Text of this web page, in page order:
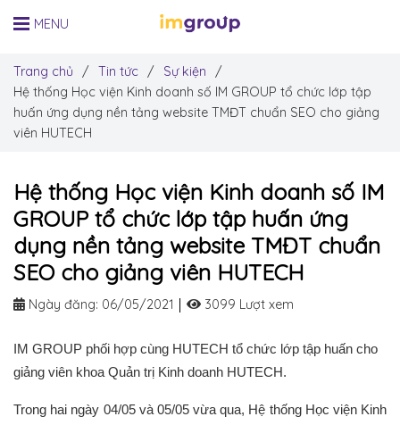
Hệ thống Học viện Kinh doanh số IM
GROUP tổ chức lớp tập huấn ứng
dụng nền tảng website TMĐT chuẩn
SEO cho giảng viên HUTECH
Ngày đăng: 06/05/2021 3099 Lượt xem
IM GROUP phối hợp cùng HUTECH tổ chức lớp tập huấn cho
giảng viên khoa Quản trị Kinh doanh HUTECH.
Trong hai ngày 04/05 và 05/05 vừa qua, Hệ thống Học viện Kinh
Trang chủ / Tin tức / Sự kiện
/
Hệ thống Học viện Kinh doanh số IM GROUP tổ chức lớp tập
huấn ứng dụng nền tảng website TMĐT chuẩn SEO cho giảng
viên HUTECH
MENU